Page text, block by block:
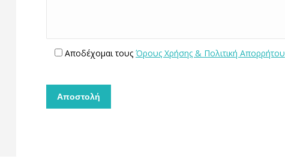
Aποδέχομαι τους Όρους Χρήσης & Πολιτική Απορρήτου